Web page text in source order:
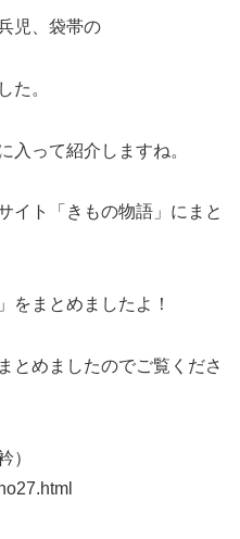
児、袋帯の
た。
入って紹介しますね。
イト「きもの物語」にまと
をまとめましたよ！
とめましたのでご覧くださ
）